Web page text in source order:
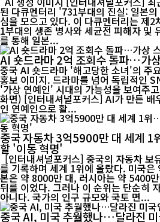
된 다큐멘터리 '731부대의 진실: 일본
심을 모으고 있다. 이 다큐멘터리는 제
1부대의 생존 병사와 세균전 피해자 및
를 통해 일본...
AI 숏드라마 2억 조회수 돌파…가
중국 AI 숏드라마 '해고당한 소녀'의 주
홍보 이미지. 드라마를 넘어 독립적인
'가상 연예인' 시대의 가능성을 보여주
화면) [인터내셔널포커스] AI가 만든 배우가 드라마를 넘어 독립적
인 연예인으로 활...
중국 자동차 3억5900만 대 세계
할 '이동 혁명'
[인터내셔널포커스] 중국의 자동차 보
를 기록하며 세계 1위에 올랐다. 미국
본은 약 8000만 대, 러시아는 약 5400
뒤를 이었다. 그러나 이 순위는 단순히
아니다. 국가의 인구 규모와 국토 면...
중국 AI, 미국 추월했나…달라진 미